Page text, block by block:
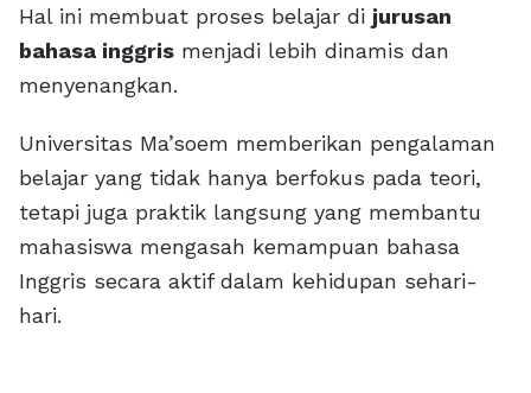
Hal ini membuat proses belajar di jurusan
bahasa inggris menjadi lebih dinamis dan
menyenangkan.
Universitas Ma’soem memberikan pengalaman
belajar yang tidak hanya berfokus pada teori,
tetapi juga praktik langsung yang membantu
mahasiswa mengasah kemampuan bahasa
Inggris secara aktif dalam kehidupan sehari-
hari.